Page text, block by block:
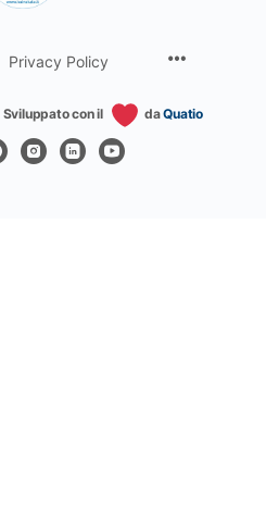
Privacy Policy
Sviluppato con il daQuatio